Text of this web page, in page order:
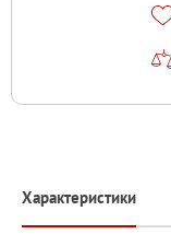
Характеристики